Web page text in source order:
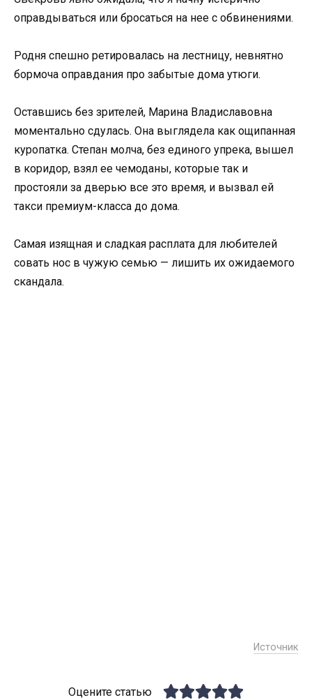
оправдываться или бросаться на нее с обвинениями.
Родня спешно ретировалась на лестницу, невнятно
бормоча оправдания про забытые дома утюги.
Оставшись без зрителей, Марина Владиславовна
моментально сдулась. Она выглядела как ощипанная
куропатка. Степан молча, без единого упрека, вышел
в коридор, взял ее чемоданы, которые так и
простояли за дверью все это время, и вызвал ей
такси премиум-класса до дома.
Самая изящная и сладкая расплата для любителей
совать нос в чужую семью — лишить их ожидаемого
скандала.
Источник
Оцените статью